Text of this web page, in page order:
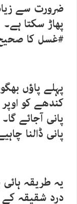
ضرورت سے
پھاڑ سکتا ہے۔
#غسل کا
پہلے پاؤں
کندھے کو
پانی آجائے
پانی ڈالنا
یہ طریقہ ہائی
درد شقیقہ کے